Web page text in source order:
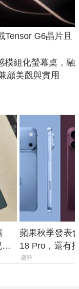
Tensor G6晶片且
模組化螢幕桌，融
顧美觀與實用
蘋果秋季發表
18 Pro，還有
測一次看
趨勢